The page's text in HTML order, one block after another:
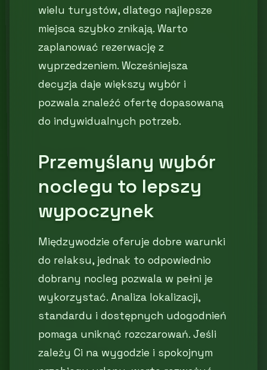
wielu turystów, dlatego najlepsze
miejsca szybko znikają. Warto
zaplanować rezerwację z
wyprzedzeniem. Wcześniejsza
decyzja daje większy wybór i
pozwala znaleźć ofertę dopasowaną
do indywidualnych potrzeb.
Przemyślany wybór
noclegu to lepszy
wypoczynek
Międzywodzie oferuje dobre warunki
do relaksu, jednak to odpowiednio
dobrany nocleg pozwala w pełni je
wykorzystać. Analiza lokalizacji,
standardu i dostępnych udogodnień
pomaga uniknąć rozczarowań. Jeśli
zależy Ci na wygodzie i spokojnym